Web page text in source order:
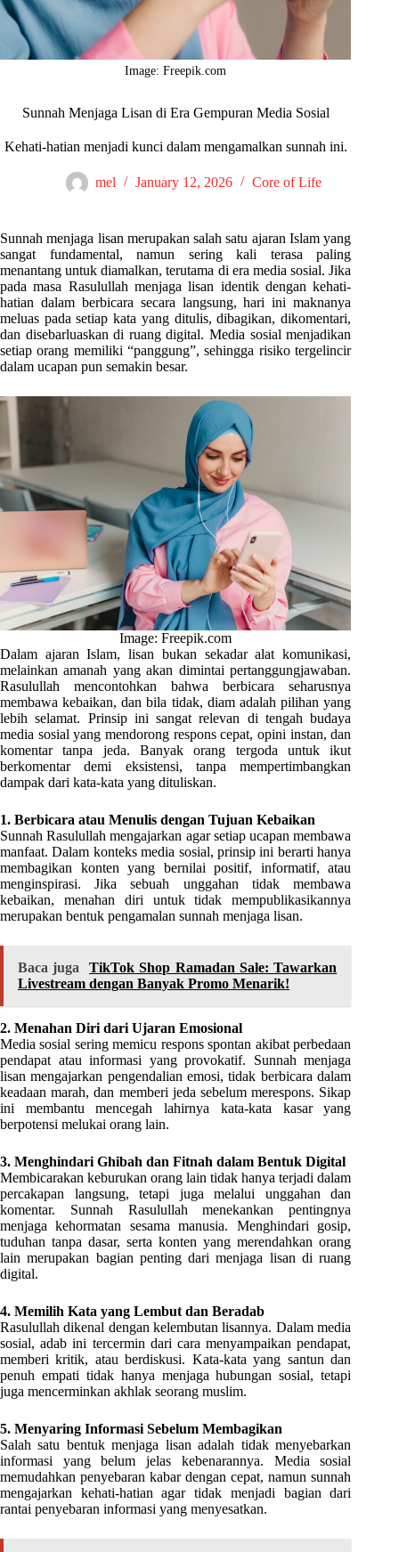
Image: Freepik.com
Sunnah Menjaga Lisan di Era Gempuran Media Sosial
Kehati-hatian menjadi kunci dalam mengamalkan sunnah ini.
mel January 12, 2026 Core of Life
Sunnah menjaga lisan merupakan salah satu ajaran Islam yang
sangat fundamental, namun sering kali terasa paling
menantang untuk diamalkan, terutama di era media sosial. Jika
pada masa Rasulullah menjaga lisan identik dengan kehati-
hatian dalam berbicara secara langsung, hari ini maknanya
meluas pada setiap kata yang ditulis, dibagikan, dikomentari,
dan disebarluaskan di ruang digital. Media sosial menjadikan
setiap orang memiliki “panggung”, sehingga risiko tergelincir
dalam ucapan pun semakin besar.
Image: Freepik.com
Dalam ajaran Islam, lisan bukan sekadar alat komunikasi,
melainkan amanah yang akan dimintai pertanggungjawaban.
Rasulullah mencontohkan bahwa berbicara seharusnya
membawa kebaikan, dan bila tidak, diam adalah pilihan yang
lebih selamat. Prinsip ini sangat relevan di tengah budaya
media sosial yang mendorong respons cepat, opini instan, dan
komentar tanpa jeda. Banyak orang tergoda untuk ikut
berkomentar demi eksistensi, tanpa mempertimbangkan
dampak dari kata-kata yang dituliskan.
1. Berbicara atau Menulis dengan Tujuan Kebaikan
Sunnah Rasulullah mengajarkan agar setiap ucapan membawa
manfaat. Dalam konteks media sosial, prinsip ini berarti hanya
membagikan konten yang bernilai positif, informatif, atau
menginspirasi. Jika sebuah unggahan tidak membawa
kebaikan, menahan diri untuk tidak mempublikasikannya
merupakan bentuk pengamalan sunnah menjaga lisan.
Baca juga
TikTok Shop Ramadan Sale: Tawarkan
Livestream dengan Banyak Promo Menarik!
2. Menahan Diri dari Ujaran Emosional
Media sosial sering memicu respons spontan akibat perbedaan
pendapat atau informasi yang provokatif. Sunnah menjaga
lisan mengajarkan pengendalian emosi, tidak berbicara dalam
keadaan marah, dan memberi jeda sebelum merespons. Sikap
ini membantu mencegah lahirnya kata-kata kasar yang
berpotensi melukai orang lain.
3. Menghindari Ghibah dan Fitnah dalam Bentuk Digital
Membicarakan keburukan orang lain tidak hanya terjadi dalam
percakapan langsung, tetapi juga melalui unggahan dan
komentar. Sunnah Rasulullah menekankan pentingnya
menjaga kehormatan sesama manusia. Menghindari gosip,
tuduhan tanpa dasar, serta konten yang merendahkan orang
lain merupakan bagian penting dari menjaga lisan di ruang
digital.
4. Memilih Kata yang Lembut dan Beradab
Rasulullah dikenal dengan kelembutan lisannya. Dalam media
sosial, adab ini tercermin dari cara menyampaikan pendapat,
memberi kritik, atau berdiskusi. Kata-kata yang santun dan
penuh empati tidak hanya menjaga hubungan sosial, tetapi
juga mencerminkan akhlak seorang muslim.
5. Menyaring Informasi Sebelum Membagikan
Salah satu bentuk menjaga lisan adalah tidak menyebarkan
informasi yang belum jelas kebenarannya. Media sosial
memudahkan penyebaran kabar dengan cepat, namun sunnah
mengajarkan kehati-hatian agar tidak menjadi bagian dari
rantai penyebaran informasi yang menyesatkan.